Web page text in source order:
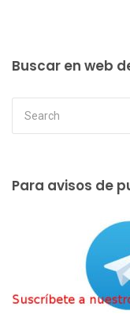
Buscar en web
Para avisos de